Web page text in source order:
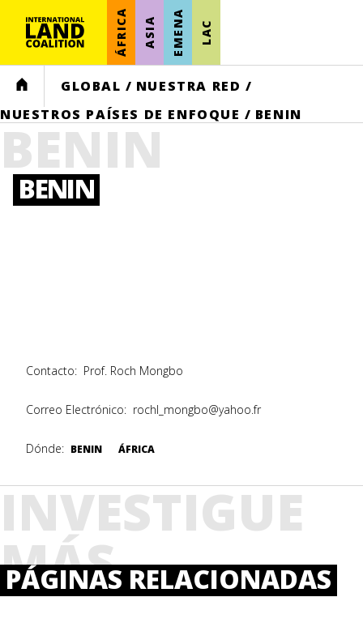
ÁFRICA ASIA EMENA LAC
HOME GLOBAL / NUESTRA RED /
NUESTROS PAÍSES DE ENFOQUE / BENIN
BENIN
BENIN
Contacto: Prof. Roch Mongbo
Correo Electrónico: rochl_mongbo@yahoo.fr
Dónde: BENIN ÁFRICA
INVESTIGUE
MÁS
PÁGINAS RELACIONADAS